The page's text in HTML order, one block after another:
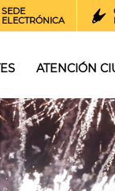
SEDE
ELECTRÓNICA
ATENCIÓN